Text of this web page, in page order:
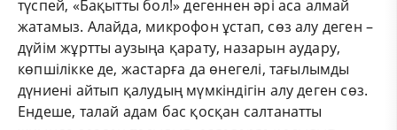
түспей, «Бақытты бол!» дегеннен әрі аса алмай
жатамыз. Алайда, микрофон ұстап, сөз алу деген –
дүйім жұртты аузыңа қарату, назарын аудару,
көпшілікке де, жастарға да өнегелі, тағылымды
дүниені айтып қалудың мүмкіндігін алу деген сөз.
Ендеше, талай адам бас қосқан салтанатты